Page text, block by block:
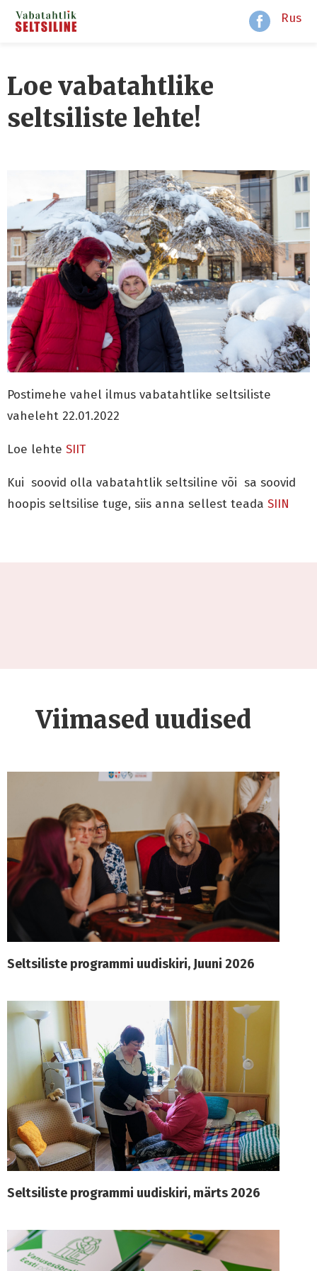
Rus
Loe vabatahtlike
seltsiliste lehte!
Postimehe vahel ilmus vabatahtlike seltsiliste
vaheleht 22.01.2022
Loe lehte SIIT
Kui soovid olla vabatahtlik seltsiline või sa soovid
hoopis seltsilise tuge, siis anna sellest teada SIIN
Viimased uudised
Seltsiliste programmi uudiskiri, Juuni 2026
Seltsiliste programmi uudiskiri, märts 2026